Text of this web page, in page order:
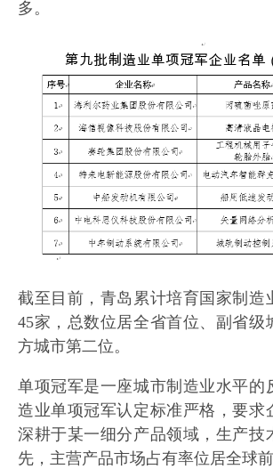
多。
截至目前，青岛累计培育国家制造
45家，总数位居全省首位、副省级
方城市第二位。
单项冠军是一座城市制造业水平的
造业单项冠军认定标准严格，要求
深耕于某一细分产品领域，生产技
先，主营产品市场占有率位居全球前